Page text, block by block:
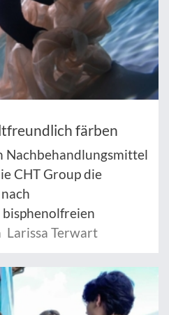
färben
Nachbehandlungsmittel
CHT Group die
Larissa Terwart